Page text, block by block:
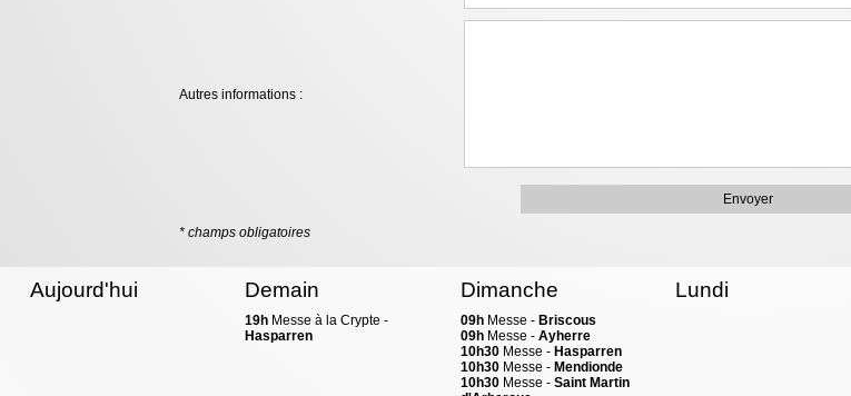
Autres informations :
* champs obligatoires
Aujourd'hui Demain
19h Messe à la Crypte -
Hasparren
Dimanche
09hMesse - Briscous
09hMesse - Ayherre
10h30Messe - Hasparren
10h30Messe - Mendionde
10h30Messe - Saint Martin
Lundi